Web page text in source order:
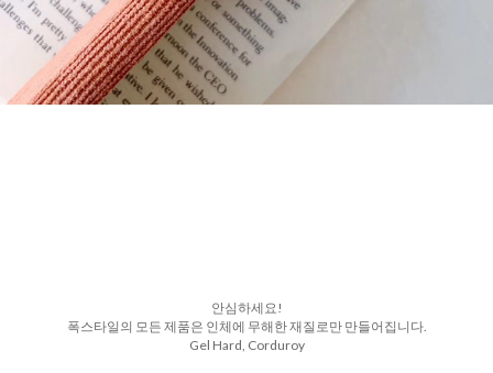
안심하세요!
폭스타일의 모든 제품은 인체에 무해한 재질로만 만들어집니다.
Gel Hard, Corduroy